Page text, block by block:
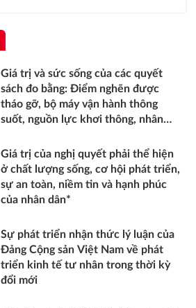
Giá trị và sức sống của các quyết
sách đo bằng: Điểm nghẽn được
tháo gỡ, bộ máy vận hành thông
suốt, nguồn lực khơi thông, nhân
hơn*
Giá trị của nghị quyết phải thể hiện
ở chất lượng sống, cơ hội phát triển,
sự an toàn, niềm tin và hạnh phúc
của nhân dân*
Sự phát triển nhận thức lý luận của
Đảng Cộng sản Việt Nam về phát
triển kinh tế tư nhân trong thời kỳ
đổi mới